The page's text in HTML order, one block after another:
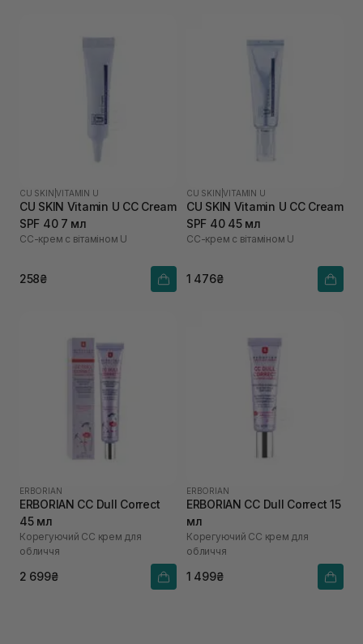
CU SKIN |VITAMIN U
CU SKIN Vitamin U CC Cream
SPF 40 7 мл
СС-крем с вітаміном U
258₴
CU SKIN |VITAMIN U
CU SKIN Vitamin U CC Cream
SPF 40 45 мл
СС-крем с вітаміном U
1 476₴
ERBORIAN
ERBORIAN CC Dull Correct
45 мл
Корегуючий СС крем для
обличчя
2 699₴
ERBORIAN
ERBORIAN CC Dull Correct 15
мл
Корегуючий СС крем для
обличчя
1 499₴